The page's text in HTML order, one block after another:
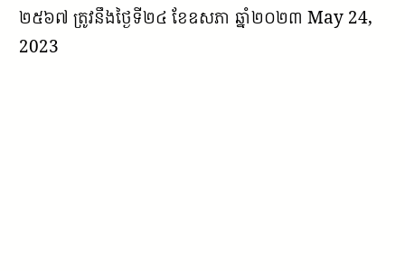
២៥៦៧ ត្រូវនឹងថ្ងៃទី២៤ ខែឧសភា ឆ្នាំ២០២៣ May 24,
2023